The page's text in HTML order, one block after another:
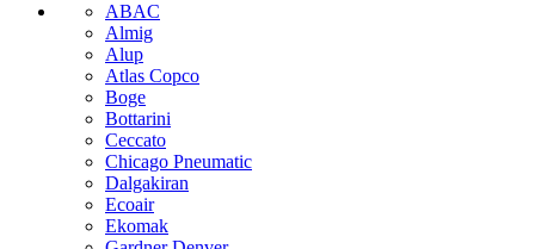
ABAC
Almig
Alup
Atlas Copco
Boge
Bottarini
Ceccato
Chicago Pneumatic
Dalgakiran
Ecoair
Ekomak